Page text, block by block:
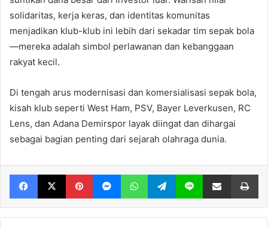
solidaritas, kerja keras, dan identitas komunitas
menjadikan klub-klub ini lebih dari sekadar tim sepak bola
—mereka adalah simbol perlawanan dan kebanggaan
rakyat kecil.
Di tengah arus modernisasi dan komersialisasi sepak bola,
kisah klub seperti West Ham, PSV, Bayer Leverkusen, RC
Lens, dan Adana Demirspor layak diingat dan dihargai
sebagai bagian penting dari sejarah olahraga dunia.
Facebook X Pinterest Messenger WhatsApp Telegram Line Share via Email